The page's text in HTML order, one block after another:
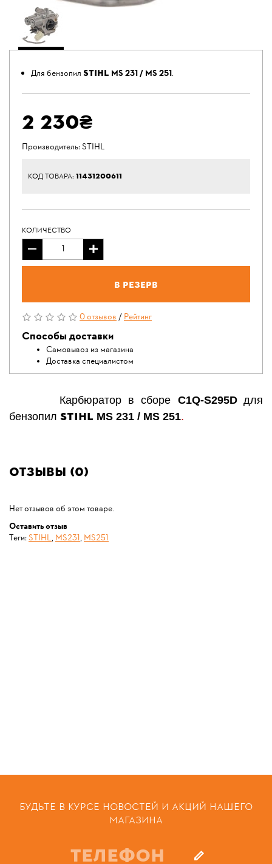
Для бензопил STIHL MS 231 / MS 251.
2 230₴
Производитель:STIHL
КОД ТОВАРА: 11431200611
КОЛИЧЕСТВО
В резерв
0 отзывов/Рейтинг
Способы доставки
Самовывоз из магазина
Доставка специалистом
Карбюратор в сборе C1Q-S295D для
бензопил STIHL MS 231 / MS 251.
Отзывы (0)
Нет отзывов об этом товаре.
Оставить отзыв
Теги:STIHL,MS231,MS251
БУДЬТЕ В КУРСЕ НОВОСТЕЙ И АКЦИЙ НАШЕГО
МАГАЗИНА